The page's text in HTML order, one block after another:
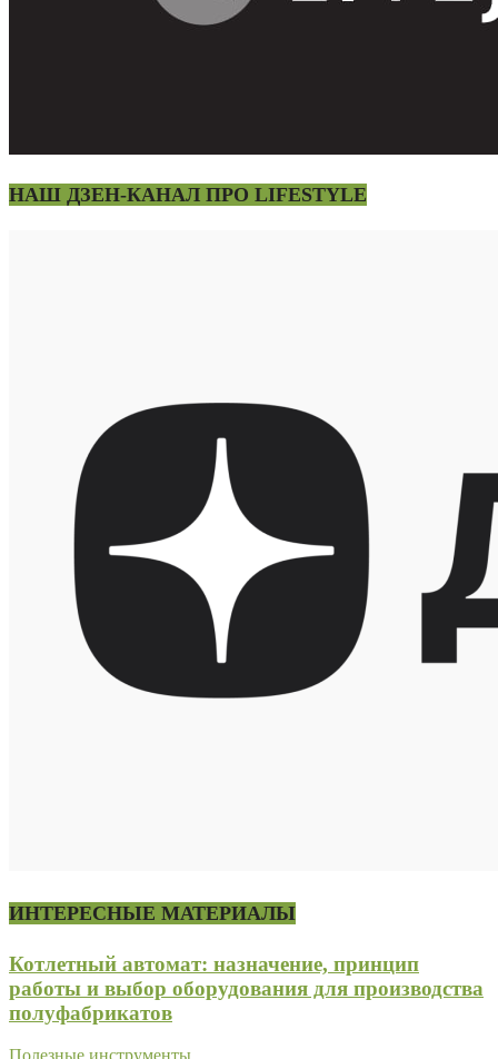
НАШ ДЗЕН-КАНАЛ ПРО LIFESTYLE
ИНТЕРЕСНЫЕ МАТЕРИАЛЫ
Котлетный автомат: назначение, принцип
работы и выбор оборудования для производства
полуфабрикатов